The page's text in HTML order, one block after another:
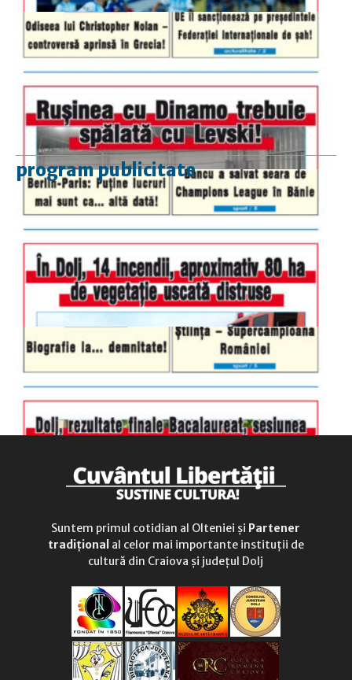
program publicitate
luni-vineri
9.00 - 17.00
duminică
9.00 - 12.00
Suntem primul cotidian al Olteniei și Partener
tradițional al celor mai importante instituții de
cultură din Craiova și județul Dolj